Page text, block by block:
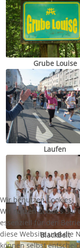
Grube Louise
Laufen
BlackBelt
Wir benutzen Cookies
Wir nutzen Cookies auf
essenziell für den
diese Website und die
können selbst